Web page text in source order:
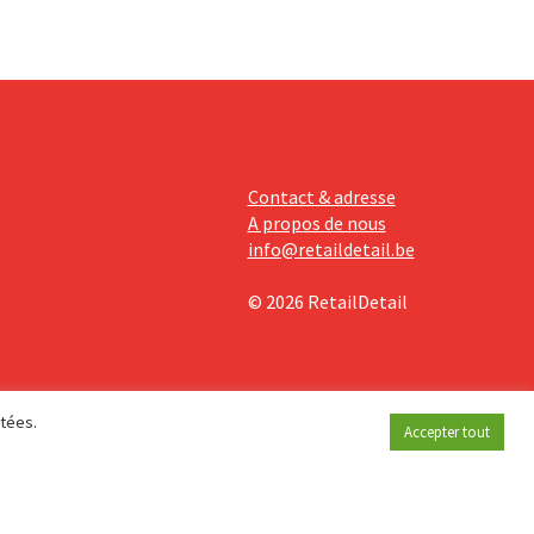
Contact & adresse
A propos de nous
info@retaildetail.be
© 2026 RetailDetail
Accepter tout